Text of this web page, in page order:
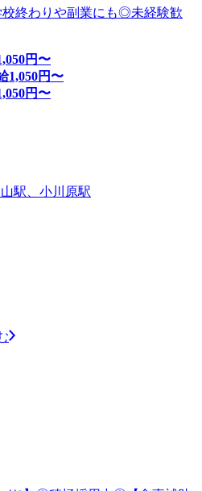
校終わりや副業にも◎未経験歓
円〜
1,050円〜
円〜
駅、小川原駅